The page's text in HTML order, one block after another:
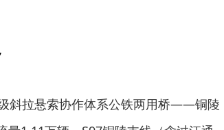
斜拉悬索协作体系公铁两用桥——铜陵